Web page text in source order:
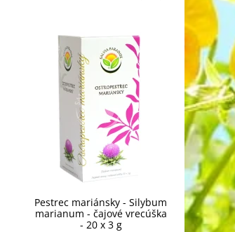
Pestrec mariánsky - Silybum
marianum - čajové vrecúška
- 20 x 3 g
Maca